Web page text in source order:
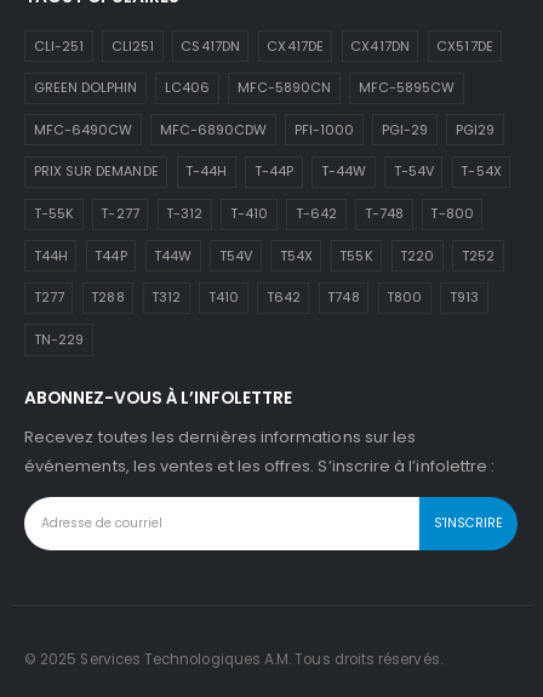
CLI-251 CLI251 CS417DN CX417DE CX417DN CX517DE
GREEN DOLPHIN LC406 MFC-5890CN MFC-5895CW
MFC-6490CW MFC-6890CDW PFI-1000 PGI-29 PGI29
PRIX SUR DEMANDE T-44H T-44P T-44W T-54V T-54X
T-55K T-277 T-312 T-410 T-642 T-748 T-800
T44H T44P T44W T54V T54X T55K T220 T252
T277 T288 T312 T410 T642 T748 T800 T913
TN-229
ABONNEZ-VOUS À L’INFOLETTRE
Recevez toutes les dernières informations sur les
événements, les ventes et les offres. S’inscrire à l’infolettre :
© 2025 Services Technologiques A.M. Tous droits réservés.